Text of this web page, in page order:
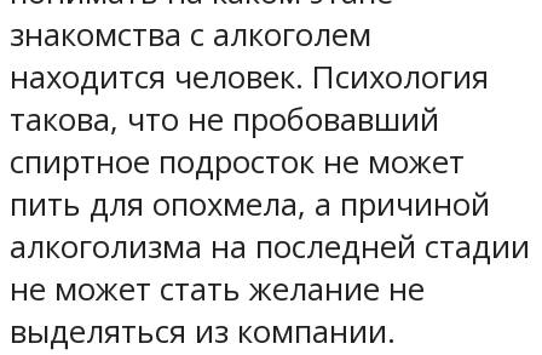
знакомства с алкоголем
находится человек. Психология
такова, что не пробовавший
спиртное подросток не может
пить для опохмела, а причиной
алкоголизма на последней стадии
не может стать желание не
выделяться из компании.